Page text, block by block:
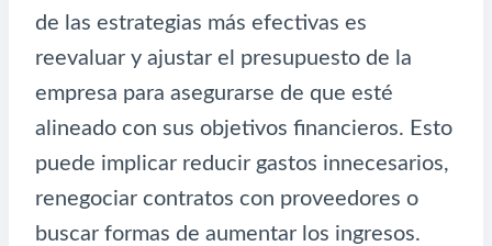
de las estrategias más efectivas es
reevaluar y ajustar el presupuesto de la
empresa para asegurarse de que esté
alineado con sus objetivos financieros. Esto
puede implicar reducir gastos innecesarios,
renegociar contratos con proveedores o
buscar formas de aumentar los ingresos.